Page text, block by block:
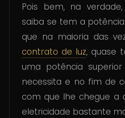
Pois bem, na
saiba se tem a
que na maioria das
contrato de luz, quase
uma potência
necessita e no fim de
com que lhe chegue a
eletricidade bastante